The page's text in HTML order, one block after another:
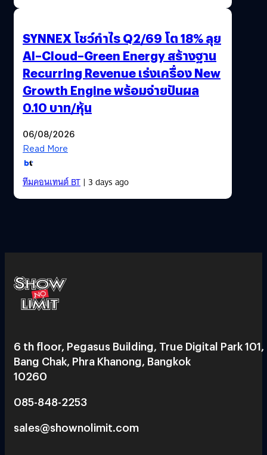
SYNNEX โชว์กำไร Q2/69 โต 18% ลุย
AI–Cloud–Green Energy สร้างฐาน
Recurring Revenue เร่งเครื่อง New
Growth Engine พร้อมจ่ายปันผล
0.10 บาท/หุ้น
06/08/2026
Read More
ทีมคอนเทนต์ BT| 3 days ago
6 th floor, Pegasus Building, True Digital Park 101,
Bang Chak, Phra Khanong, Bangkok
10260
085-848-2253
sales@shownolimit.com